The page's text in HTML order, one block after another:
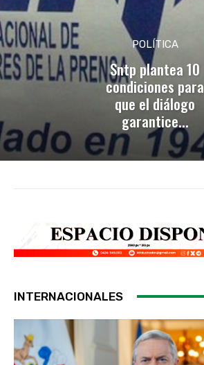
POLÍTICA
Sntp plantea 10
condiciones para
que el diálogo
garantice...
INTERNACIONALES